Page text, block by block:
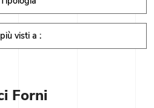
visti a :
Forni